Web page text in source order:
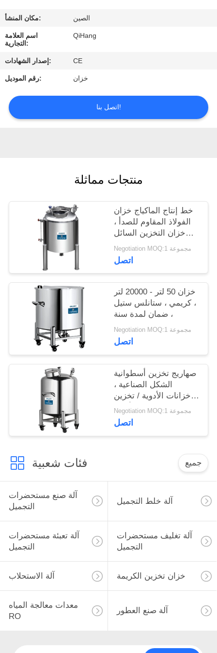
الجودة
اتصل
بنا
اطلب
اقتباس
مكان المنشأ: الصين
اسم العلامة
التجارية:
QiHang
إصدار الشهادات: CE
رقم الموديل: خزان
اتصل بنا!
منتجات مماثلة
خط إنتاج الماكياج خزان
الفولاذ المقاوم للصدأ ،
خزان التخزين السائل
المحمول
Negotiation MOQ:1 مجموعة
اتصل
خزان 50 لتر - 20000 لتر
، كريمي ، ستانلس ستيل
، ضمان لمدة سنة
Negotiation MOQ:1 مجموعة
اتصل
صهاريج تخزين أسطوانية
الشكل الصناعية ،
خزانات الأدوية / تخزين
الأغذية
Negotiation MOQ:1 مجموعة
اتصل
فئات شعبية جميع
آلة صنع مستحضرات
التجميل
آلة خلط التجميل
آلة تعبئة مستحضرات
التجميل
آلة تغليف مستحضرات
التجميل
آلة الاستحلاب خزان تخزين الكريمة
معدات معالجة المياه
RO
آلة صنع العطور